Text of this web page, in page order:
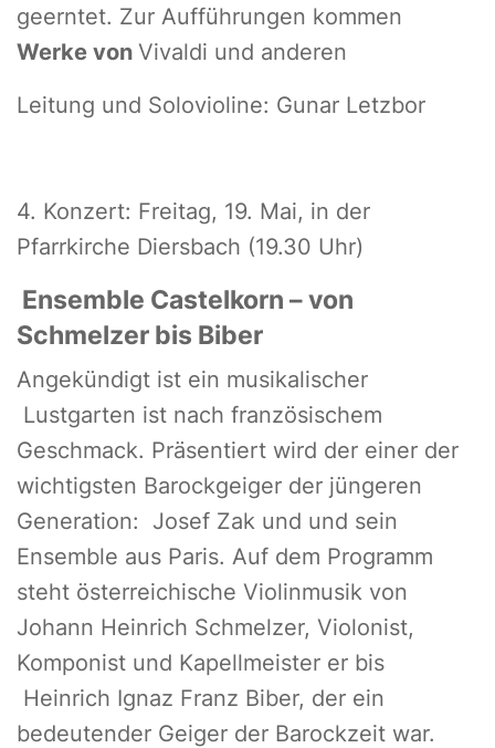
geerntet. Zur Aufführungen kommen
Werke von Vivaldi und anderen
Leitung und Solovioline: Gunar Letzbor
4. Konzert: Freitag, 19. Mai, in der
Pfarrkirche Diersbach (19.30 Uhr)
Ensemble Castelkorn – von
Schmelzer bis Biber
Angekündigt ist ein musikalischer
Lustgarten ist nach französischem
Geschmack. Präsentiert wird der einer der
wichtigsten Barockgeiger der jüngeren
Generation: Josef Zak und und sein
Ensemble aus Paris. Auf dem Programm
steht österreichische Violinmusik von
Johann Heinrich Schmelzer, Violonist,
Komponist und Kapellmeister er bis
Heinrich Ignaz Franz Biber, der ein
bedeutender Geiger der Barockzeit war.